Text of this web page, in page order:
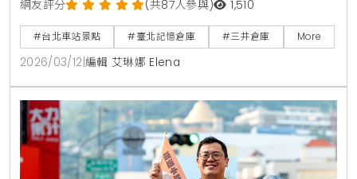
圓拱門的日治建築之美，在百年的洋樓中品嚐咖啡，感
受跨越時空的台北歷史魅力。
網友評分 (共87人參與) 1,510
#台北車站景點 #臺北記憶倉庫 #三井倉庫 More
2026/03/12 編輯 艾琳娜 Elena